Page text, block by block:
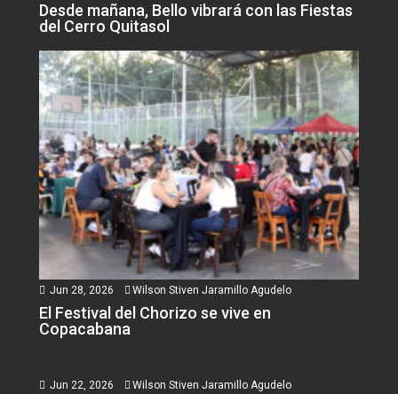
Desde mañana, Bello vibrará con las Fiestas
del Cerro Quitasol
Jun 28, 2026 Wilson Stiven Jaramillo Agudelo
El Festival del Chorizo se vive en
Copacabana
Jun 22, 2026 Wilson Stiven Jaramillo Agudelo